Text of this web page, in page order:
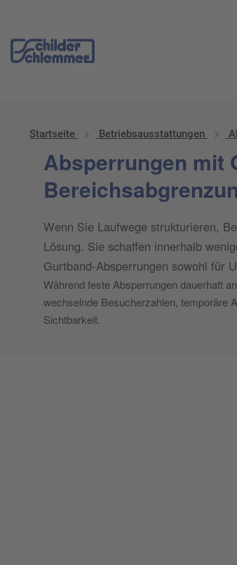
Startseite Betriebs­aus­stattungen
Absperrungen mit
Wenn Sie Laufwege strukturieren,
Lösung. Sie schaffen innerhalb
Gurtband-Absperrungen sowohl für
Während feste Absperrungen dauerhaft
wechselnde Besucherzahlen, temporäre
Sichtbarkeit.